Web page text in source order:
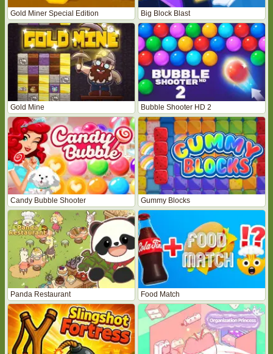
Gold Miner Special Edition Big Block Blast
Gold Mine Bubble Shooter HD 2
Candy Bubble Shooter Gummy Blocks
Panda Restaurant Food Match